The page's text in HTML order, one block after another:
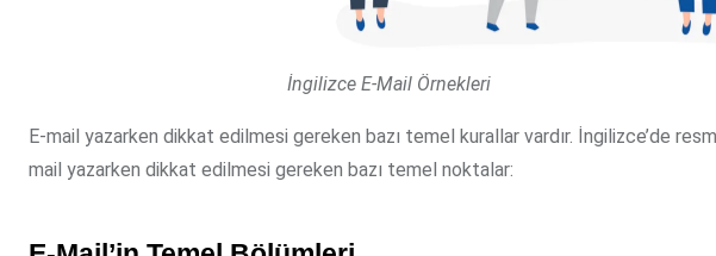
İngilizce E-Mail Örnekleri
E-mail yazarken dikkat edilmesi gereken bazı temel kurallar vardır. İngilizce’de
mail yazarken dikkat edilmesi gereken bazı temel noktalar: